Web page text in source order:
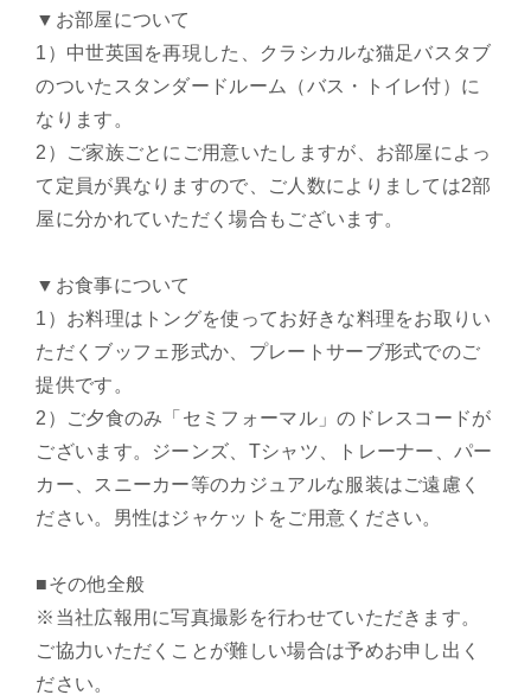
▼お部屋について
1）中世英国を再現した、クラシカルな猫足バスタブ
のついたスタンダードルーム（バス・トイレ付）に
なります。
2）ご家族ごとにご用意いたしますが、お部屋によっ
て定員が異なりますので、ご人数によりましては2部
屋に分かれていただく場合もございます。
▼お食事について
1）お料理はトングを使ってお好きな料理をお取りい
ただくブッフェ形式か、プレートサーブ形式でのご
提供です。
2）ご夕食のみ「セミフォーマル」のドレスコードが
ございます。ジーンズ、Tシャツ、トレーナー、パー
カー、スニーカー等のカジュアルな服装はご遠慮く
ださい。男性はジャケットをご用意ください。
■その他全般
※当社広報用に写真撮影を行わせていただきます。
ご協力いただくことが難しい場合は予めお申し出く
ださい。